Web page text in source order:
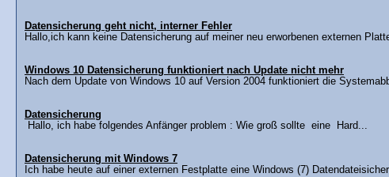
Datensicherung geht nicht, interner Fehler
Hallo,ich kann keine Datensicherung auf meiner neu erworbenen externen
Windows 10 Datensicherung funktioniert nach Update nicht mehr
Nach dem Update von Windows 10 auf Version 2004 funktioniert die
Datensicherung
Hallo, ich habe folgendes Anfänger problem : Wie groß sollte eine Hard...
Datensicherung mit Windows 7
Ich habe heute auf einer externen Festplatte eine Windows (7)